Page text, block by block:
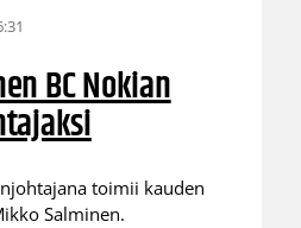
BC Nokian
toimii kauden
Salminen.